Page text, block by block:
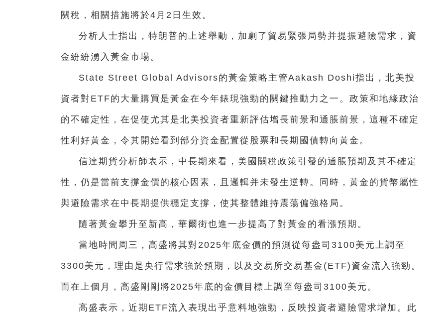
關稅，相關措施將於4月2日生效。
分析人士指出，特朗普的上述舉動，加劇了貿易緊張局勢并提振避險需求，資
金紛紛湧入黃金市場。
State Street Global Advisors的黃金策略主管Aakash Doshi指出，北美投
資者對ETF的大量購買是黃金在今年錶現強勁的關鍵推動力之一。政策和地緣政治
的不確定性，在促使尤其是北美投資者重新評估增長前景和通脹前景，這種不確定
性利好黃金，令其開始看到部分資金配置從股票和長期國債轉向黃金。
信達期貨分析師表示，中長期來看，美國關稅政策引發的通脹預期及其不確定
性，仍是當前支撐金價的核心因素，且邏輯并未發生逆轉。同時，黃金的貨幣屬性
與避險需求在中長期提供穩定支撐，使其整體維持震蕩偏強格局。
隨著黃金攀升至新高，華爾街也進一步提高了對黃金的看漲預期。
當地時間周三，高盛將其對2025年底金價的預測從每盎司3100美元上調至
3300美元，理由是央行需求強於預期，以及交易所交易基金(ETF)資金流入強勁。
而在上個月，高盛剛剛將2025年底的金價目標上調至每盎司3100美元。
高盛表示，近期ETF流入表現出乎意料地強勁，反映投資者避險需求增加。此